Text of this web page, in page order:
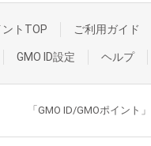
ントTOP ご利用ガイド
GMO ID設定 ヘルプ
「GMO ID/GMOポイント